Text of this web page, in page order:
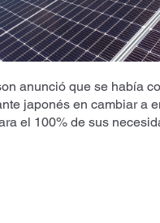
anunció que se había
japonés en cambiar a
el 100% de sus